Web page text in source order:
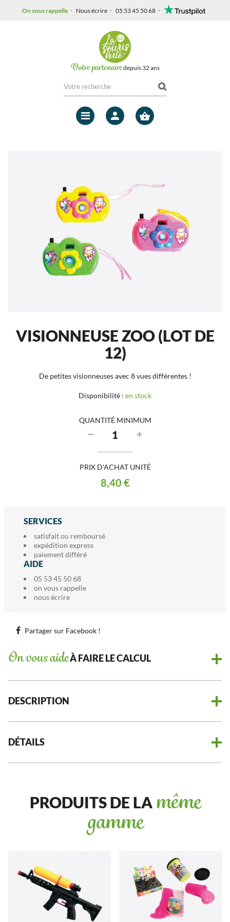
On vous rappelle Nous écrire 05 53 45 50 68
Votre partenairedepuis 32 ans
Mon
VISIONNEUSE ZOO (LOT DE
12)
De petites visionneuses avec 8 vues différentes !
Disponibilité : en stock
QUANTITÉ MINIMUM
PRIX D'ACHAT UNITÉ
8,40 €
SERVICES
satisfait ou remboursé
expédition express
paiement différé
AIDE
05 53 45 50 68
on vous rappelle
nous écrire
Partager sur Facebook !
On vous aideÀ FAIRE LE CALCUL
DESCRIPTION
DÉTAILS
PRODUITS DE LA même
gamme